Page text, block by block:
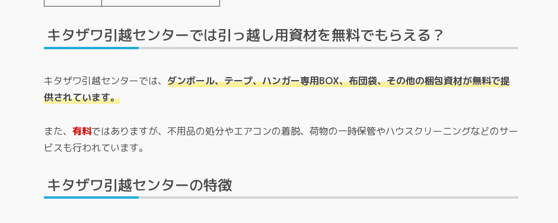
キタザワ引越センターでは引っ越し用資材を無料でもらえる？
キタザワ引越センターでは、 ダンボール、テープ、ハンガー専用BOX、布団袋、その他の梱包資材が無料で提
供されています。
また、 有料ではありますが、不用品の処分やエアコンの着脱、荷物の一時保管やハウスクリーニングなどのサー
ビスも行われています。
キタザワ引越センターの特徴